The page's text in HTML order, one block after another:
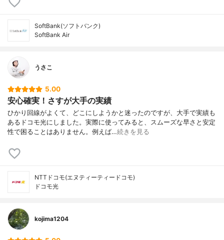
SoftBank(ソフトバンク)
SoftBank Air
うさこ
5.00
安心確実！さすが大手の実績
ひかり回線がよくて、どこにしようかと迷ったのですが、大手で実績も
あるドコモ光にしました。実際に使ってみると、スムーズな早さと安定
性で困ることはありません。例えば…続きを見る
NTTドコモ(エヌティーティードコモ)
ドコモ光
kojima1204